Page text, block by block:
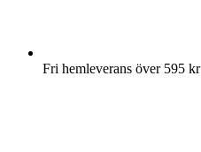
Fri hemleverans över 595 kr